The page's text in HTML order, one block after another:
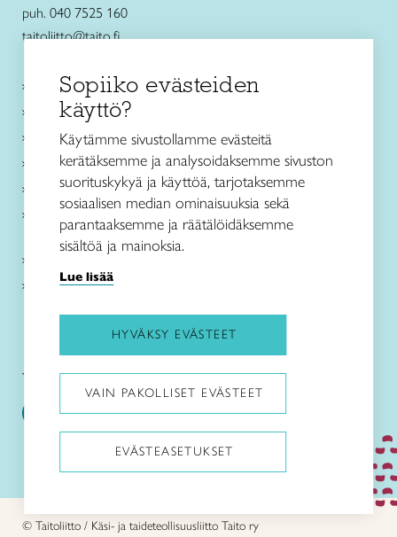
puh. 040 7525 160
taitoliitto@taito.fi
Käsityökurssit ja koulutus
Ajankohtaista
Käsityöohjeet
Me olemme Taito
Paikallinen toiminta
Verkkokaupat
Kirjaudu Arviin
Kirjaudu Taitocampukseen
Taitoliitto: Taito-lehti:
© Taitoliitto / Käsi- ja taideteollisuusliitto Taito ry
Sopiiko evästeiden
käyttö?
Käytämme sivustollamme evästeitä
kerätäksemme ja analysoidaksemme sivuston
suorituskykyä ja käyttöä, tarjotaksemme
sosiaalisen median ominaisuuksia sekä
parantaaksemme ja räätälöidäksemme
sisältöä ja mainoksia.
Lue lisää
HYVÄKSY EVÄSTEET
VAIN PAKOLLISET EVÄSTEET
EVÄSTEASETUKSET